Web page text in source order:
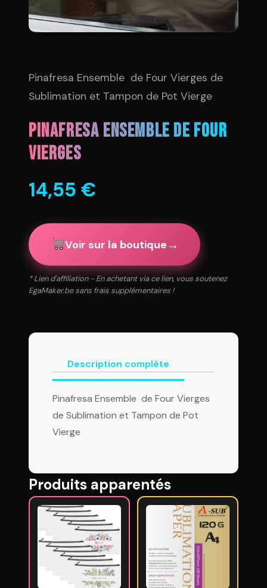
Pinafresa Ensemble de Four Vierges de
Sublimation et Tampon de Pot Vierge
Pinafresa Ensemble de Four
Vierges
14,55 €
Voir sur la boutique →
* Lien d'affiliation - En achetant via ce lien, vous soutenez
EgaMaker.be sans frais supplémentaires !
Description complète
Pinafresa Ensemble de Four Vierges
de Sublimation et Tampon de Pot
Vierge
Produits apparentés